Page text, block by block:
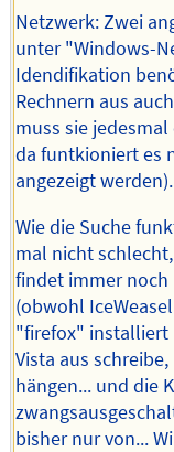
Netzwerk: Zwei
unter "Windows-
Idendifikation
Rechnern aus
muss sie
da funtkioniert es
angezeigt werden).
Wie die Suche
mal nicht
findet immer
(obwohl
"firefox" installiert
Vista aus
hängen... und die
bisher nur von...